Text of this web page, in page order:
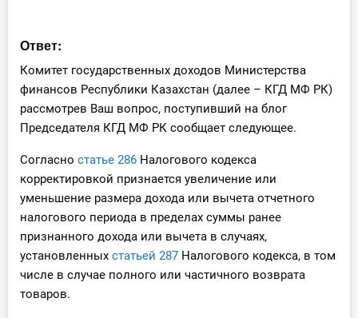
Юридический помощник
Интернет-магазин
О Системе
бухгалтера
Ответ:
Комитет государственных доходов Министерства
финансов Республики Казахстан (далее – КГД МФ РК)
рассмотрев Ваш вопрос, поступивший на блог
Председателя КГД МФ РК сообщает следующее.
Согласно статье 286 Налогового кодекса
корректировкой признается увеличение или
уменьшение размера дохода или вычета отчетного
налогового периода в пределах суммы ранее
признанного дохода или вычета в случаях,
установленных статьей 287 Налогового кодекса, в том
числе в случае полного или частичного возврата
товаров.